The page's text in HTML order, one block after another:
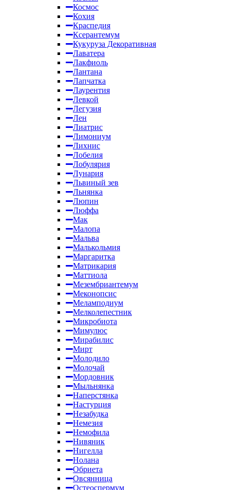
Космос
Кохия
Краспедия
Ксерантемум
Кукуруза Декоративная
Лаватера
Лакфиоль
Лантана
Лапчатка
Лаурентия
Левкой
Легузия
Лен
Лиатрис
Лимониум
Лихнис
Лобелия
Лобулярия
Лунария
Львиный зев
Льнянка
Люпин
Люффа
Мак
Малопа
Мальва
Малькольмия
Маргаритка
Матрикария
Маттиола
Мезембриантемум
Меконопсис
Меламподиум
Мелколепестник
Микробиота
Мимулюс
Мирабилис
Мирт
Молодило
Молочай
Мордовник
Мыльнянка
Наперстянка
Настурция
Незабудка
Немезия
Немофила
Нивяник
Нигелла
Нолана
Обриета
Овсянница
Остеоспермум